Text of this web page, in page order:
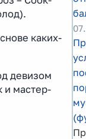
каких-
девизом
и мастер-